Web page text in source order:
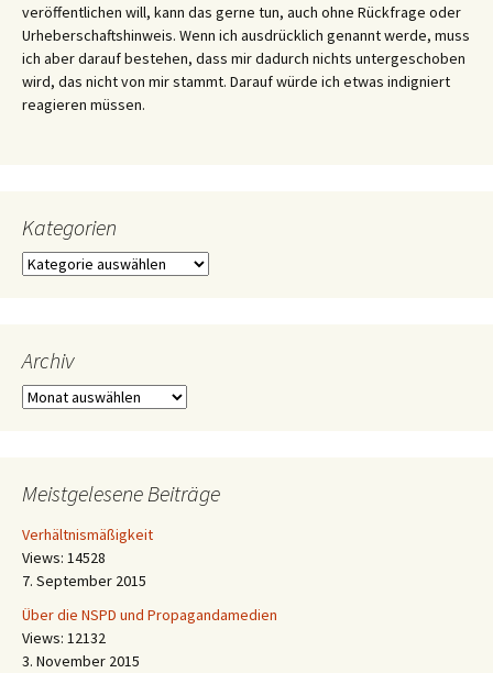
veröffentlichen will, kann das gerne tun, auch ohne Rückfrage oder
Urheberschaftshinweis. Wenn ich ausdrücklich genannt werde, muss
ich aber darauf bestehen, dass mir dadurch nichts untergeschoben
wird, das nicht von mir stammt. Darauf würde ich etwas indigniert
reagieren müssen.
Kategorien
Kategorien
Archiv
Archiv
Meistgelesene Beiträge
Verhältnismäßigkeit
Views: 14528
7. September 2015
Über die NSPD und Propagandamedien
Views: 12132
3. November 2015